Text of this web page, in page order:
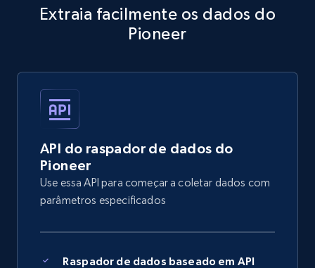
Extraia facilmente os dados do
Pioneer
API do raspador de dados do
Pioneer
Use essa API para começar a coletar dados com
parâmetros especificados
Raspador de dados baseado em API